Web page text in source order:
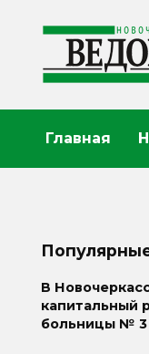
содержанию
Главная
В
капитальный
больницы № 3